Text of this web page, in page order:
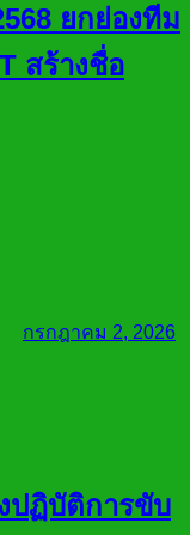
ยกย่องทีม
สร้างชื่อ
กรกฎาคม 2, 2026
ปฏิบัติการขับ